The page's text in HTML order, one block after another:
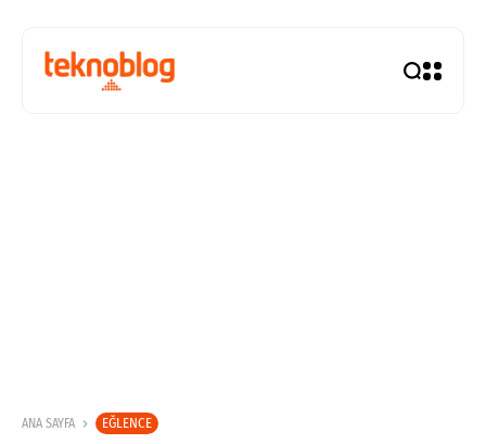
ANA SAYFA EĞLENCE